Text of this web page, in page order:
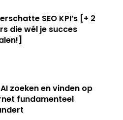
SEO KPI’s [+ 2
die wél je succes
zoeken en vinden op
fundamenteel